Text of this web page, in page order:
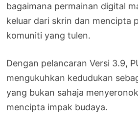
bagaimana permainan digital
keluar dari skrin dan mencipta
komuniti yang tulen.
Dengan pelancaran Versi 3.9,
mengukuhkan kedudukan
yang bukan sahaja
mencipta impak budaya.